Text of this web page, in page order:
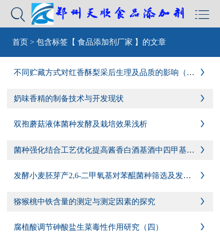


首页 > 包含标签【 食品添加剂厂家 】的文章

不同贮藏方式对红香酥梨采后生理及品质的影响（一）

奶味香精的制备技术与开发现状

双孢蘑菇液体菌种发酵及栽培效果浅析

菌种强化结合工艺优化提高酱香白酒基酒中四甲基吡嗪含量的研究（二）

发酵小麦胚芽产2,6-二甲氧基对苯醌菌种筛选及发酵条件优化（一）

猕猴桃中铁含量的测定与测定因素的探究

腐植酸调节砷酸盐生菜毒性作用研究（四）